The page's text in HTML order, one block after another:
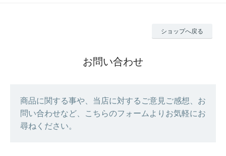
ショップへ戻る
お問い合わせ
商品に関する事や、当店に対するご意見ご感想、お
問い合わせなど、こちらのフォームよりお気軽にお
尋ねください。